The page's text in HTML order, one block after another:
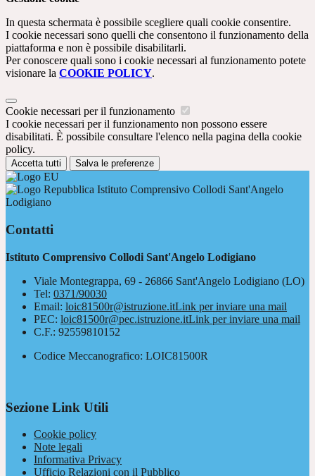
In questa schermata è possibile scegliere quali cookie consentire.
I cookie necessari sono quelli che consentono il funzionamento della
piattaforma e non è possibile disabilitarli.
Per conoscere quali sono i cookie necessari al funzionamento potete
visionare la COOKIE POLICY.
Cookie necessari per il funzionamento
I cookie necessari per il funzionamento non possono essere
disabilitati. È possibile consultare l'elenco nella pagina della cookie
policy.
Accetta tutti Salva le preferenze
Istituto Comprensivo Collodi Sant'Angelo
Lodigiano
Contatti
Istituto Comprensivo Collodi Sant'Angelo Lodigiano
Viale Montegrappa, 69 - 26866 Sant'Angelo Lodigiano (LO)
Tel: 0371/90030
Email: loic81500r@istruzione.itLink per inviare una mail
PEC: loic81500r@pec.istruzione.itLink per inviare una mail
C.F.: 92559810152
Codice Meccanografico: LOIC81500R
Sezione Link Utili
Cookie policy
Note legali
Informativa Privacy
Ufficio Relazioni con il Pubblico